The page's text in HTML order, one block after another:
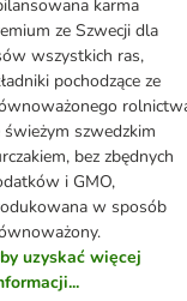
karma
ze Szwecji dla
wszystkich ras,
pochodzące ze
świeżym szwedzkim
bez zbędnych
i GMO,
w sposób
uzyskać więcej